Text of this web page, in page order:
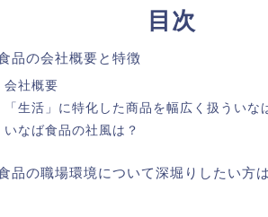
目次
品の会社概要と特徴
会社概要
「生活」に特化した商品を幅広く扱ういな
いなば食品の社風は？
品の職場環境について深堀りしたい方